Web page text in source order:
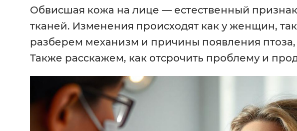
Обвисшая кожа на лице — естественный
тканей. Изменения происходят как у женщин,
разберем механизм и причины появления
Также расскажем, как отсрочить проблему и